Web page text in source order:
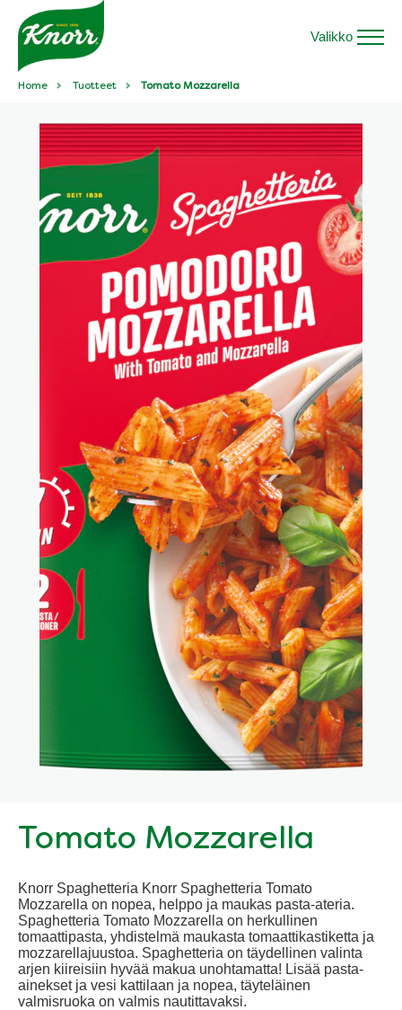
Valikko
Home Tuotteet Tomato Mozzarella
Tomato Mozzarella
Knorr Spaghetteria Knorr Spaghetteria Tomato
Mozzarella on nopea, helppo ja maukas pasta-ateria.
Spaghetteria Tomato Mozzarella on herkullinen
tomaattipasta, yhdistelmä maukasta tomaattikastiketta ja
mozzarellajuustoa. Spaghetteria on täydellinen valinta
arjen kiireisiin hyvää makua unohtamatta! Lisää pasta-
ainekset ja vesi kattilaan ja nopea, täyteläinen
valmisruoka on valmis nautittavaksi.